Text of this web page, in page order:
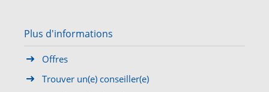
Plus d'informations
Offres
Trouver un(e) conseiller(e)